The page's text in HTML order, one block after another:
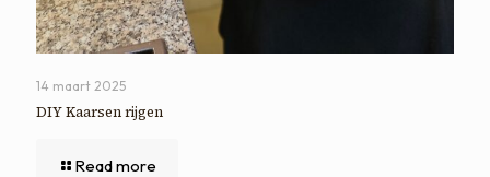
14 maart 2025
DIY Kaarsen rijgen
Read more